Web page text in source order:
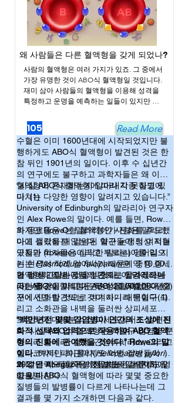
왜 사람들은 다른 혈액형을 갖게 되었나?
사람의 혈액형은 여러 가지가 있죠. 그 중에서
가장 유명한 것이 ABO식 혈액형일 것입니다.
재미 삼아 사람들의 혈액형을 이용해 성격을
특정하고 운명을 예측하는 일들이 있지만 과
이라는 것은 적혈구 막표면에 붙어 있는 탄수
화물 가지에 차이를 말합니다. 이런 차이의 원
인은 혈액형 마다 탄수화물을 붙여주는
glycosyltransferase 효소의 종류와 유무가 다
르기 때문이고, 이에 따른 부차적인 결과물입
니다. 그러니 적혈구에 붙은 탄수화물의 종류
와 길이가 좀 다르다고 해서 그 사람의 성격이
나 운명이 달라진다는 건 좀 무리한 상상이라
는 생각이 듭니다.
하지만 최근의 연구에 따르면 이런 ABO식 혈
액형이 건강에는 영향을 줄 수 있다고 합니다.
왜냐하면 탄수화물의 차이가 꼭 적혈구에서만
나타나는 차이는 아니고 백혈구나 혈액응고와
관계된 인자들에서도 나타나기 때문입니다.
즉, 각 세포막 표면의 탄수화물가지의 차이는
여러 가지 형질로 나타나고, 이런 탄수화물형
태의 차이는 기능의 차이로 나타나 백혈구의
활동이나 혈액응고와 관련된 반응들이 혈액형
에 따라 달라지는 것을 볼 수 있습니다. 종합적
으로 보면 O형은 감염질환에 취약하고 반면
A, B형은 성인병에 취약한 부분이 있습니다.
하지만 어느 경우에 더 유리한 지는 각 개인의
상황과 질병의 종류, 합병증의 형태에 따라 다
르고 그 차이도 대부분은 크지 않아 현재의
ABO 혈액형이 공존하는 것으로 생각됩니다.
유전자 연구에 따르면 A, B 혈액형을 나타내는
유전자는 아주 오래전 영장류가 처음 진화했
105 Read More
수혈은 이미 1600년대에 시작되었지만 불
행하게도 ABO식 혈액형이 발견된 것은 한
참 뒤인 1901년의 일이다. 이후 수 십년간
의 연구에도 불구하고 과학자들은 왜 이런
혈액형이 존재하는지 알아내지 못하고 있
다. (1)
“사실 ABO식 혈액형에 따라 각종 질병에
미치는 다양한 영향이 알려지고 있습니다.”
University of Edinburgh의 말라리아 연구자
인 Alex Rowe의 말이다. 예를 들면, Rowe
와 동료들은 O형 혈액형인 사람은 말라리
아에 걸렸을 때 감염된 혈구들이 정상 적혈
구들과 (rosettes이라고 부르는) 덩어리 지
는 현상이 적게 일어나기 때문에 중증 증세
가 덜 생긴다는 것을 밝혔다. 이 덩어리는
가는 혈관을 막고 기관손상을 유발한다. (2)
하지만 Rowe는 말라리아가 진화를 주도했
다고 생각하진 않는다. 약간 논쟁의 여지는
있지만 학자들은 심각한 말라리아를 일으
키는Plasmodium falciparum은 약 10,000
년 전에 고릴라에서 인간으로 옮겨졌으나
(3), ABO식 혈액형은 무려 20,000,000년
전에 진화한 것으로 여겨지기 때문이다(4).
혈액형과 질병 감염의 관계는 말라리아에
국한된 것이 아니다. ABO식 혈액형은 적혈
구에서만 발견되는 것이 아니라 백혈구 그
리고 소화관을 내벽을 둘러싼 상피세포를
포함하여 대부분의 상피세포에서도 발견된
다. 사실 ABO식 혈액형은 적혈구 감염병 뿐
아니라 콜레라, 결핵, 간염바이러스, 그리고
헬리코박터 파이롤리(Helicobacter pylori)
와 같은 비-적혈구성 전염병의 감염에도 영
향을 미친다.
“백만년전 몇몇 감염병이 인간의 조상에 진
화적 선택의 압력으로 작용하여 ABO 혈액
형의 진화에 관여했을 것이다.” Rowe의 말
이다.하지만 최근까지도 어떤 질병들이 진
화적 압력으로 작용 했을지는 알려지지 않
고 있다.
2021년 Abegaz에 의해 발표된 논문(5)에
따르면 ABO식 혈액형에 따라 몇몇 중요한
질병들의 발병률이 다르게 나타나는데 그
결과를 몇 가지 소개하면 다음과 같다.